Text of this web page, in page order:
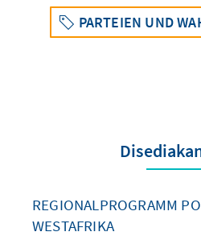
PARTEIEN UND
REGIONALPROGRAMM
WESTAFRIKA